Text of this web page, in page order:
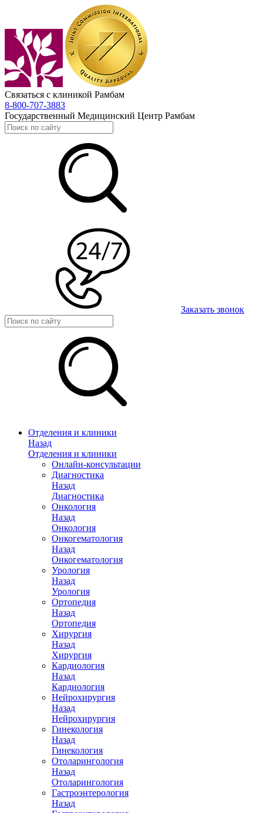
Связаться с клиникой Рамбам
8-800-707-3883
Государственный Медицинский Центр Рамбам
Заказать звонок
Отделения и клиники
Назад
Отделения и клиники
Онлайн-консультации
Диагностика
Назад
Диагностика
Онкология
Назад
Онкология
Онкогематология
Назад
Онкогематология
Урология
Назад
Урология
Ортопедия
Назад
Ортопедия
Хирургия
Назад
Хирургия
Кардиология
Назад
Кардиология
Нейрохирургия
Назад
Нейрохирургия
Гинекология
Назад
Гинекология
Отоларингология
Назад
Отоларингология
Гастроэнтерология
Назад